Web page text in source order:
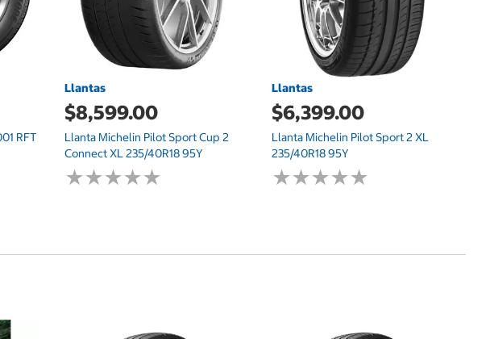
RFT
Llantas
$8,599.00
Llanta Michelin Pilot Sport Cup 2
Connect XL 235/40R18 95Y
★★★★★
★★★★★
Llantas
$6,399.00
Llanta Michelin Pilot Sport 2 XL
235/40R18 95Y
★★★★★
★★★★★